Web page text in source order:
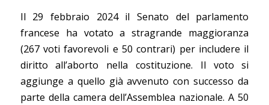
Il 29 febbraio 2024 il Senato del parlamento
francese ha votato a stragrande maggioranza
(267 voti favorevoli e 50 contrari) per includere il
diritto all’aborto nella costituzione. Il voto si
aggiunge a quello già avvenuto con successo da
parte della camera dell’Assemblea nazionale. A 50